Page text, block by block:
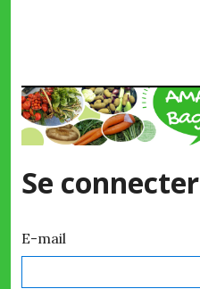
Se connecter
E-mail